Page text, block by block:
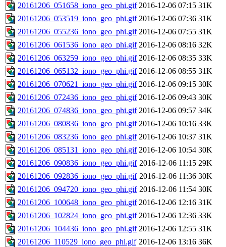
20161206_051658_iono_geo_phi.gif 2016-12-06 07:15 31K
20161206_053519_iono_geo_phi.gif 2016-12-06 07:36 31K
20161206_055236_iono_geo_phi.gif 2016-12-06 07:55 31K
20161206_061536_iono_geo_phi.gif 2016-12-06 08:16 32K
20161206_063259_iono_geo_phi.gif 2016-12-06 08:35 33K
20161206_065132_iono_geo_phi.gif 2016-12-06 08:55 31K
20161206_070621_iono_geo_phi.gif 2016-12-06 09:15 30K
20161206_072436_iono_geo_phi.gif 2016-12-06 09:43 30K
20161206_074836_iono_geo_phi.gif 2016-12-06 09:57 34K
20161206_080836_iono_geo_phi.gif 2016-12-06 10:16 33K
20161206_083236_iono_geo_phi.gif 2016-12-06 10:37 31K
20161206_085131_iono_geo_phi.gif 2016-12-06 10:54 30K
20161206_090836_iono_geo_phi.gif 2016-12-06 11:15 29K
20161206_092836_iono_geo_phi.gif 2016-12-06 11:36 30K
20161206_094720_iono_geo_phi.gif 2016-12-06 11:54 30K
20161206_100648_iono_geo_phi.gif 2016-12-06 12:16 31K
20161206_102824_iono_geo_phi.gif 2016-12-06 12:36 33K
20161206_104436_iono_geo_phi.gif 2016-12-06 12:55 31K
20161206_110529_iono_geo_phi.gif 2016-12-06 13:16 36K